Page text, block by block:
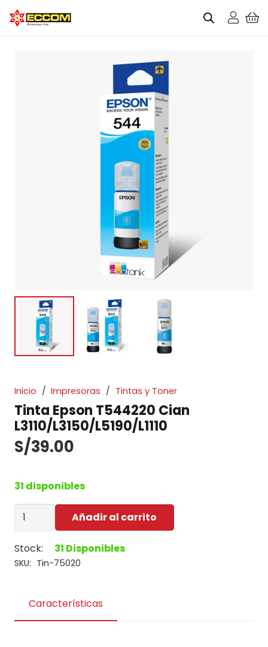
Inicio / Impresoras / Tintas y Toner
Tinta Epson T544220 Cian
L3110/L3150/L5190/L1110
S/39.00
31 disponibles
Tinta
T544220
Cian
Añadir al carrito
Stock: 31 Disponibles
SKU: Tin-75020
Características